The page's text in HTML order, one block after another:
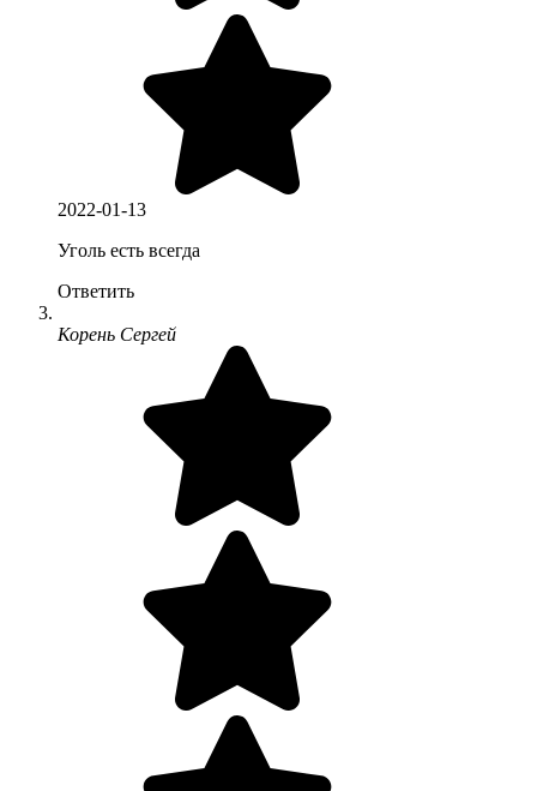
2022-01-13
Уголь есть всегда
Ответить
Корень Сергей